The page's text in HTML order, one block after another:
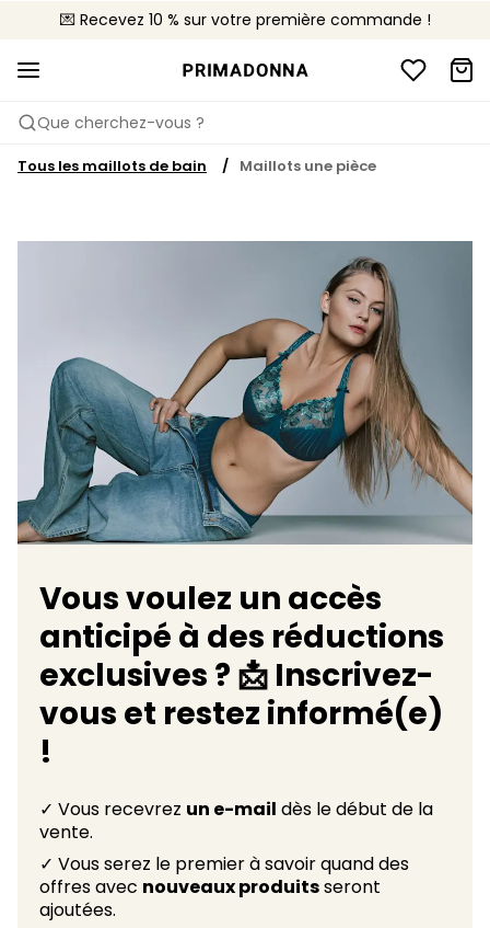
💌 Recevez 10 % sur votre première commande !
🚚 Livraison gratuite à partir de CHF 150
📦 Retours gratuits
Que cherchez-vous ?
Tous les maillots de bain Maillots une pièce
Vous voulez un accès
anticipé à des réductions
exclusives ? 📩 Inscrivez-
vous et restez informé(e)
!
✓ Vous recevrez un e-mail dès le début de la
vente.
✓ Vous serez le premier à savoir quand des
offres avec nouveaux produitsseront
ajoutées.